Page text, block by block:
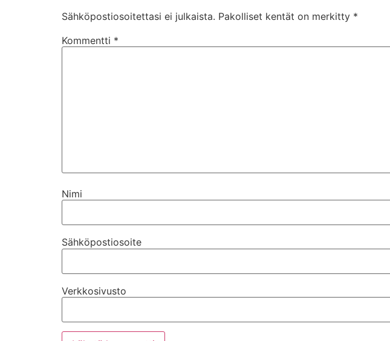
Sähköpostiosoitettasi ei julkaista. Pakolliset kentät on merkitty *
Kommentti *
Nimi
Sähköpostiosoite
Verkkosivusto